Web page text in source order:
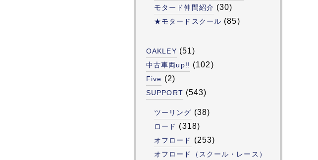
モタード仲間紹介 (30)
★モタードスクール (85)
OAKLEY (51)
中古車両up!! (102)
Five (2)
SUPPORT (543)
ツーリング (38)
ロード (318)
オフロード (253)
オフロード（スクール・レース）